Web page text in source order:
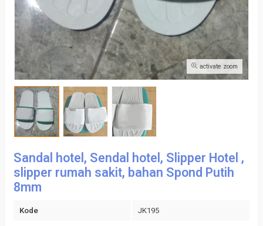
activate zoom
Sandal hotel, Sendal hotel, Slipper Hotel ,
slipper rumah sakit, bahan Spond Putih
8mm
Kode JK195